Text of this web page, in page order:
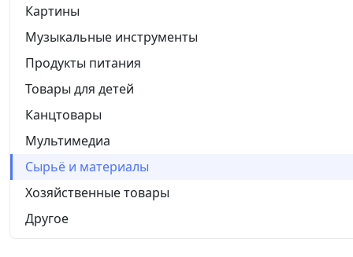
Картины
Музыкальные инструменты
Продукты питания
Товары для детей
Канцтовары
Мультимедиа
Сырьё и материалы
Хозяйственные товары
Другое